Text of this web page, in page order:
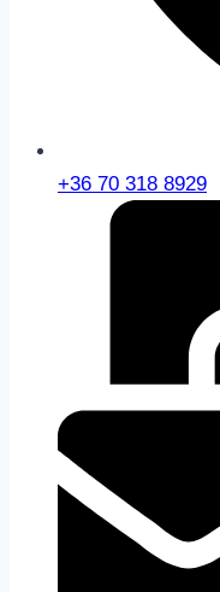
+36 70 318 8929